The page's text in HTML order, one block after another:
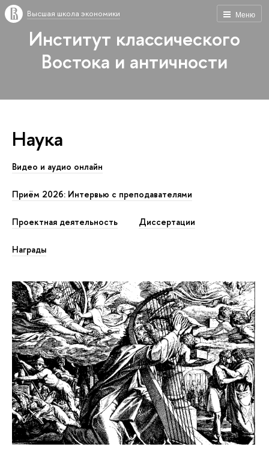
Меню
Высшая школа экономики
Институт классического
Востока и античности
Наука
Видео и аудио онлайн
Приём 2026: Интервью с преподавателями
Проектная деятельность Диссертации
Награды